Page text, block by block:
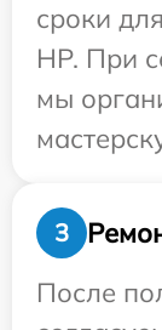
сроки
HP. При
мы
3
После